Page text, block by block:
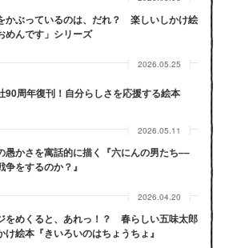
かぶっているのは、だれ？ 楽しいしかけ絵
めんです」シリーズ
2026.05.25
90周年復刊！自分らしさを応援する絵本
2026.05.11
愚かさを寓話的に描く『六にんの男たち––
争をするのか？』
2026.04.20
をめくると、あれっ！？ 春らしい五味太郎
け絵本『きいろいのはちょうちょ』